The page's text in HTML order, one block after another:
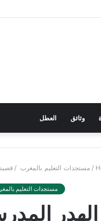
وثائق العطل
/ مستجدات التعليم بالمغرب /
مستجدات التعليم